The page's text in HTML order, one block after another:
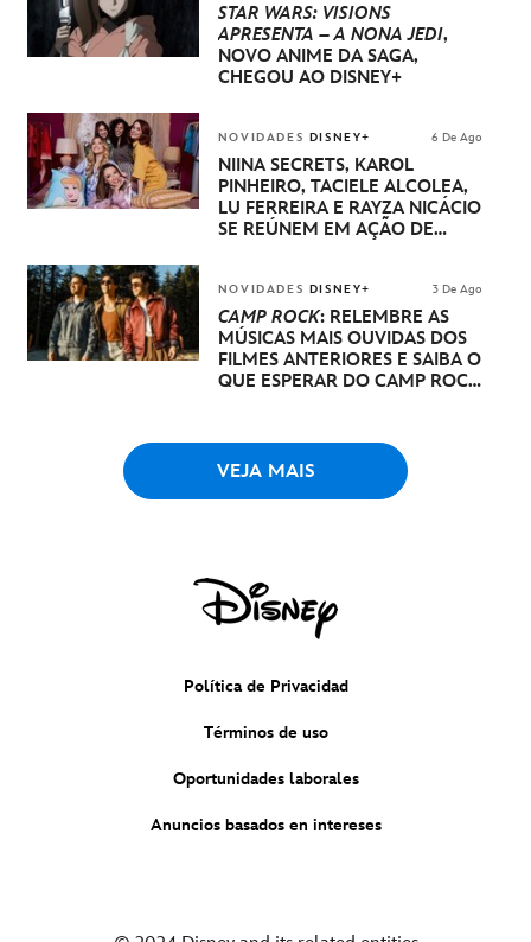
STAR WARS: VISIONS
APRESENTA – A NONA JEDI,
NOVO ANIME DA SAGA,
CHEGOU AO DISNEY+
NOVIDADES DISNEY+ 6 De Ago
NIINA SECRETS, KAROL
PINHEIRO, TACIELE ALCOLEA,
LU FERREIRA E RAYZA NICÁCIO
SE REÚNEM EM AÇÃO DE
NOVIDADES DISNEY+ 3 De Ago
CAMP ROCK: RELEMBRE AS
MÚSICAS MAIS OUVIDAS DOS
FILMES ANTERIORES E SAIBA O
QUE ESPERAR DO CAMP ROCK
VEJA MAIS
Política de Privacidad
Términos de uso
Oportunidades laborales
Anuncios basados en intereses